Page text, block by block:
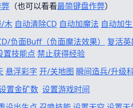
（也可以看看最简键盘作弊）
/木 自动清除CD 自动加魔法 自动加
负面Buff（负面魔法效果） 复活英
置技能点 禁止获得经验
悬浮彩字 开/关地图 瞬间造兵/升级
置金矿数 设置游戏时间